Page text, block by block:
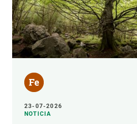
23-07-2026
NOTICIA